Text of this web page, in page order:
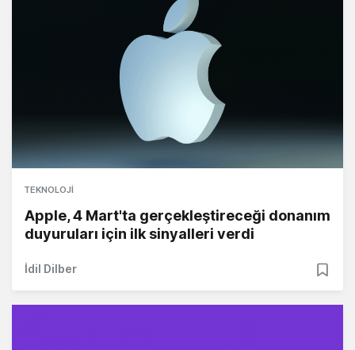
TEKNOLOJI
Apple, 4 Mart'ta gerçekleştireceği donanım
duyuruları için ilk sinyalleri verdi
İdil Dilber